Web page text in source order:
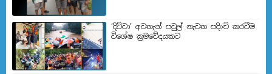
‘දිට්වා’ අවතැන් පවුල් නැවත පදිංචි කරවීම
විශේෂ ක්‍රමවේදයකට